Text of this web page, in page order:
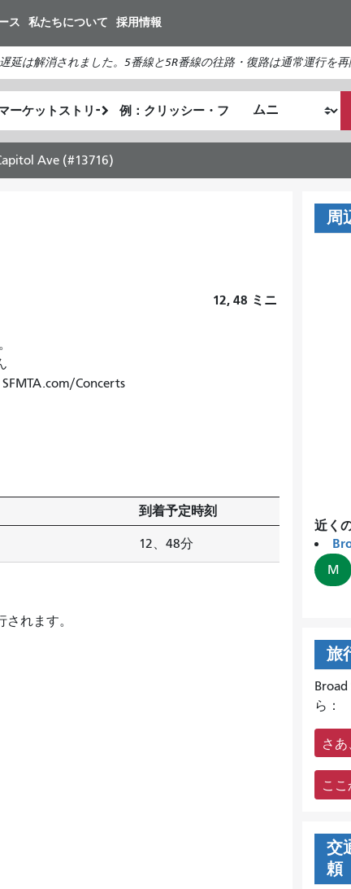
イ
ン
コ
ン
テ
ン
ツ
ス 私たちについて 採用情報
は解消されました。5番線と5R番線の往路・復路は通常運行を再
終
了
地
点
が
の
Ave (#13716)
12, 48 ミニ
Concerts
到着予定時刻
12、48分
れます。
周
近く
M
旅
ら：
さ
こ
交
頼